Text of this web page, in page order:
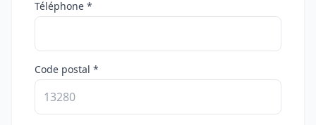
Téléphone *
Code postal *